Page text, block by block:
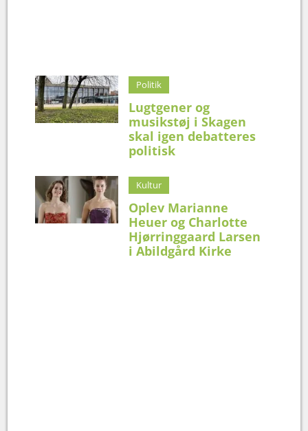
Politik
Lugtgener og
musikstøj i Skagen
skal igen debatteres
politisk
Kultur
Oplev Marianne
Heuer og Charlotte
Hjørringgaard Larsen
i Abildgård Kirke